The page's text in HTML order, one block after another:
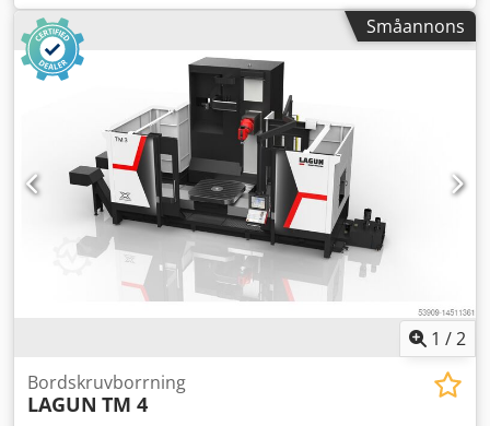
Bordbelastning: 20 ton Rörelse x-axel: 1250 mm Elektrisk
drift: 4 kW Vikt: 9 ton Dodpfx Aozrbx Nji Sewa Pris: 8.500
euro exkl. moms, EXW från plats.
Småannons
1 /2
Bordskruvborrning
LAGUN TM 4